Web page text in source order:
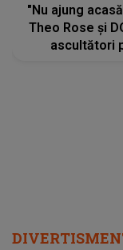
"Nu ajung
Theo Rose și
ascultători